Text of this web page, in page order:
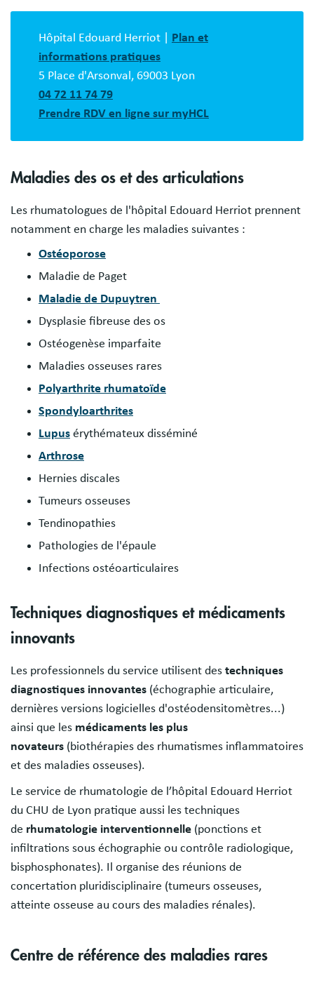
Bloc
description
Hôpital Edouard Herriot | Plan et
informations pratiques
5 Place d'Arsonval, 69003 Lyon
04 72 11 74 79
Prendre RDV en ligne sur myHCL
Maladies des os et des articulations
Les rhumatologues de l'hôpital Edouard Herriot prennent
notamment en charge les maladies suivantes :
Ostéoporose
Maladie de Paget
Maladie de Dupuytren
Dysplasie fibreuse des os
Ostéogenèse imparfaite
Maladies osseuses rares
Polyarthrite rhumatoïde
Spondyloarthrites
Lupus érythémateux disséminé
Arthrose
Hernies discales
Tumeurs osseuses
Tendinopathies
Pathologies de l'épaule
Infections ostéoarticulaires
Techniques diagnostiques et médicaments
innovants
Les professionnels du service utilisent des techniques
diagnostiques innovantes (échographie articulaire,
dernières versions logicielles d'ostéodensitomètres...)
ainsi que les médicaments les plus
novateurs (biothérapies des rhumatismes inflammatoires
et des maladies osseuses).
Le service de rhumatologie de l’hôpital Edouard Herriot
du CHU de Lyon pratique aussi les techniques
de rhumatologie interventionnelle (ponctions et
infiltrations sous échographie ou contrôle radiologique,
bisphosphonates). Il organise des réunions de
concertation pluridisciplinaire (tumeurs osseuses,
atteinte osseuse au cours des maladies rénales).
Centre de référence des maladies rares